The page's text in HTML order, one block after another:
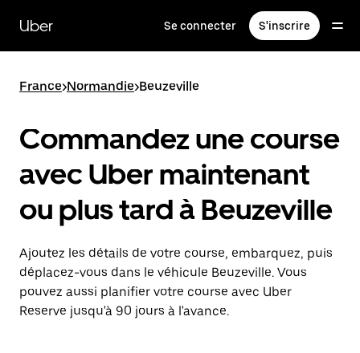
contenu
principal
Uber Se connecter S'inscrire
France>Normandie>Beuzeville
Commandez une course
avec Uber maintenant
ou plus tard à Beuzeville
Ajoutez les détails de votre course, embarquez, puis
déplacez-vous dans le véhicule Beuzeville. Vous
pouvez aussi planifier votre course avec Uber
Reserve jusqu'à 90 jours à l'avance.